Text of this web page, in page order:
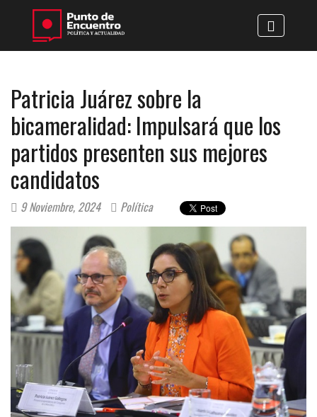
Patricia Juárez sobre la
bicameralidad: Impulsará que los
partidos presenten sus mejores
candidatos
9 Noviembre, 2024 Política